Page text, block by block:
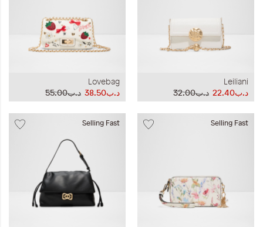
Leiliani
د.ب32.00
د.ب22.40
Lovebag
د.ب55.00
د.ب38.50
Selling Fast
Selling Fast